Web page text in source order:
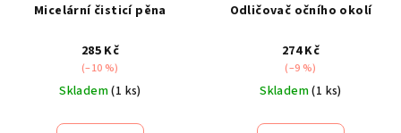
Micelární čisticí pěna
285 Kč
(–10 %)
Skladem(1 ks)
Odličovač očního okolí
274 Kč
(–9 %)
Skladem(1 ks)